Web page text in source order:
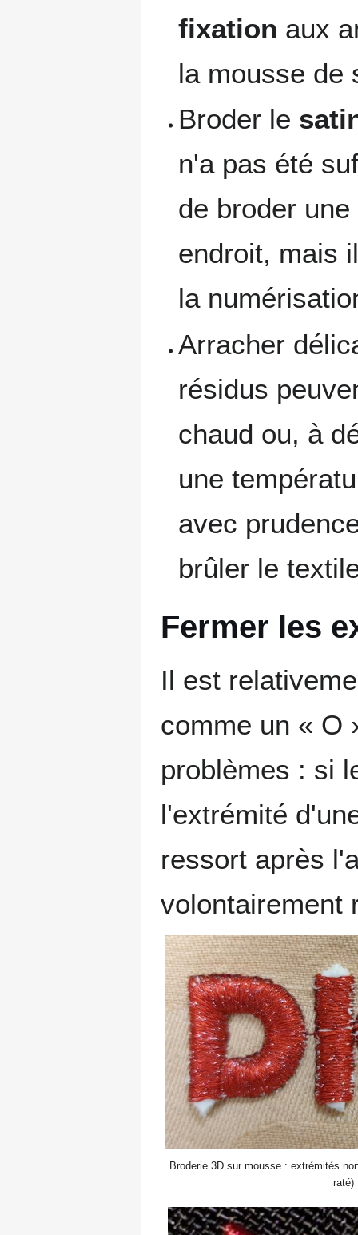
fixation aux
la mousse de
Broder le
n'a pas été
de broder
endroit, mais
la
Arracher
résidus
chaud ou, à
une
avec
brûler le
Fermer les
Il est
comme un « O
problèmes : si
l'extrémité
ressort après
volontairement
Broderie 3D sur mousse : extrémités
raté)